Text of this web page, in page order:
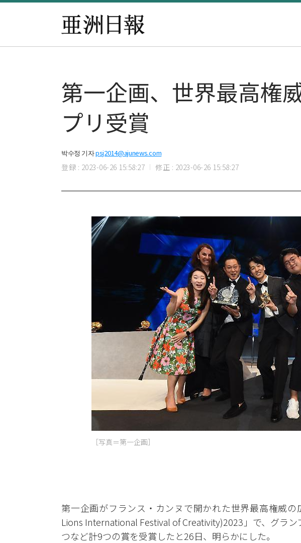
第一企画、世界最高権
プリ受賞
박수정 기자psj2014@ajunews.com
登録 : 2023-06-26 15:58:27 修正 : 2023-06-26 15:58:27
［写真＝第一企画］
第一企画がフランス・カンヌで開かれた世界最高権威
Lions International Festival of Creativity)2023」で、グラ
つなど計9つの賞を受賞したと26日、明らかにした。